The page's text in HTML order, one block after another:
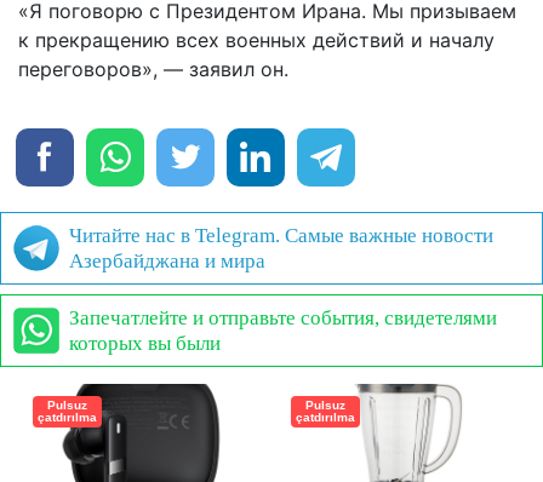
«Я поговорю с Президентом Ирана. Мы призываем
к прекращению всех военных действий и началу
переговоров», — заявил он.
Читайте нас в Telegram. Самые важные новости
Азербайджана и мира
Запечатлейте и отправьте события, свидетелями
которых вы были